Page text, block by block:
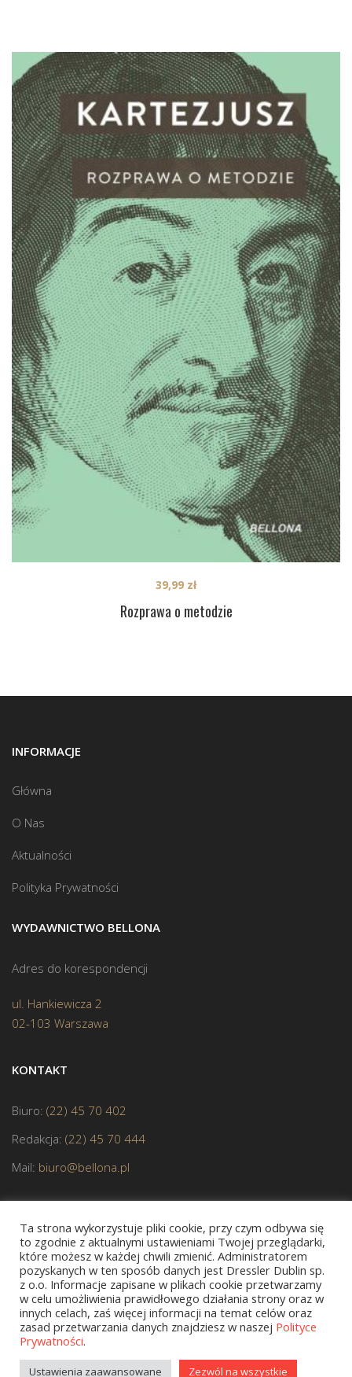
Rozprawa o metodzie
39,99 zł
INFORMACJE
Główna
O Nas
Aktualności
Polityka Prywatności
WYDAWNICTWO BELLONA
Adres do korespondencji
ul. Hankiewicza 2
02-103 Warszawa
KONTAKT
Biuro: (22) 45 70 402
Redakcja: (22) 45 70 444
Mail: biuro@bellona.pl
JESTEŚMY CZŁONKIEM POLSKIEJ IZBY KSIĄŻKI
Copyright © 2020 bellona.pl
Ta strona wykorzystuje pliki cookie, przy czym odbywa się
to zgodnie z aktualnymi ustawieniami Twojej przeglądarki,
które możesz w każdej chwili zmienić. Administratorem
pozyskanych w ten sposób danych jest Dressler Dublin sp.
z o.o. Informacje zapisane w plikach cookie przetwarzamy
w celu umożliwienia prawidłowego działania strony oraz w
innych celach, zaś więcej informacji na temat celów oraz
zasad przetwarzania danych znajdziesz w naszej Polityce
Prywatności.
Ustawienia zaawansowane Zezwól na wszystkie